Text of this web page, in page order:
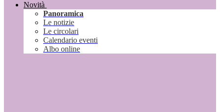
Novità
Panoramica
Le notizie
Le circolari
Calendario eventi
Albo online